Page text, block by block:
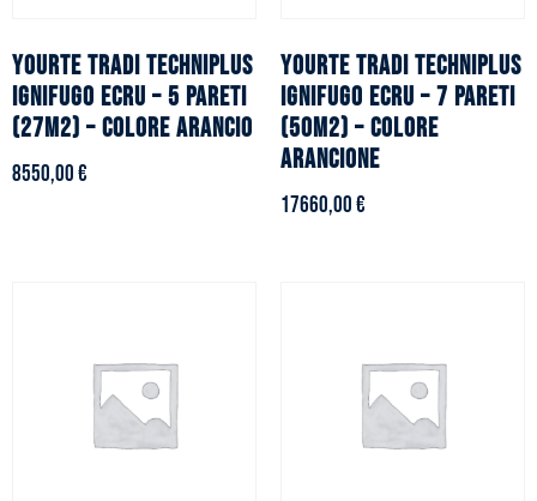
YOURTE TRADI TECHNIPLUS
ignifugo ecru – 5 pareti
(27m2) – Colore arancio
8550,00€
YOURTE TRADI TECHNIPLUS
ignifugo ecru – 7 pareti
(50m2) – Colore
arancione
17660,00€